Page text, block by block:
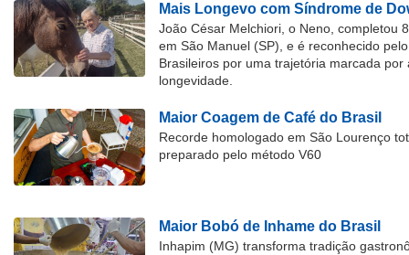
Mais Longevo com Síndrome de
João César Melchiori, o Neno, completou
em São Manuel (SP), e é reconhecido
Brasileiros por uma trajetória marcada por
longevidade.
Maior Coagem de Café do Brasil
Recorde homologado em São Lourenço
preparado pelo método V60
Maior Bobó de Inhame do Brasil
Inhapim (MG) transforma tradição